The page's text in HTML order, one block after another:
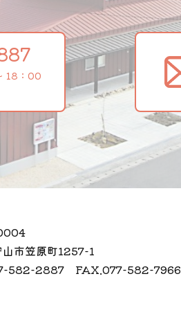
18：00
市笠原町1257-1
582-2887 FAX.077-582-7966